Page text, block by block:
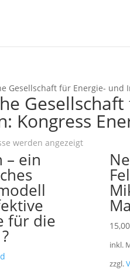
Gesellschaft für Energie- und
Kongress
werden angezeigtNach
Beliebtheit
sortiert
– ein
für die 15,00
inkl.
zzgl.